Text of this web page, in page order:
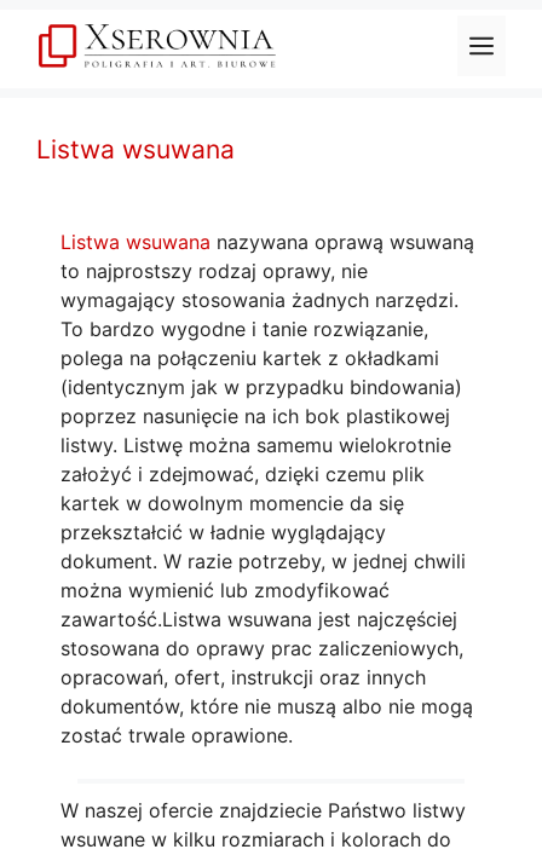
treści
Listwa wsuwana
Listwa wsuwana nazywana oprawą wsuwaną
to najprostszy rodzaj oprawy, nie
wymagający stosowania żadnych narzędzi.
To bardzo wygodne i tanie rozwiązanie,
polega na połączeniu kartek z okładkami
(identycznym jak w przypadku bindowania)
poprzez nasunięcie na ich bok plastikowej
listwy. Listwę można samemu wielokrotnie
założyć i zdejmować, dzięki czemu plik
kartek w dowolnym momencie da się
przekształcić w ładnie wyglądający
dokument. W razie potrzeby, w jednej chwili
można wymienić lub zmodyfikować
zawartość.Listwa wsuwana jest najczęściej
stosowana do oprawy prac zaliczeniowych,
opracowań, ofert, instrukcji oraz innych
dokumentów, które nie muszą albo nie mogą
zostać trwale oprawione.
W naszej ofercie znajdziecie Państwo listwy
wsuwane w kilku rozmiarach i kolorach do